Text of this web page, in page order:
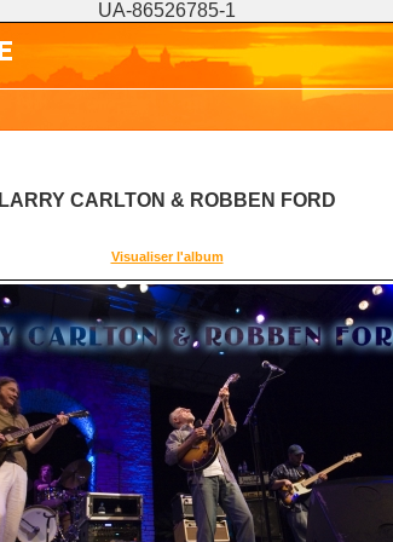
UA-86526785-1
LARRY CARLTON & ROBBEN FORD
Visualiser l'album